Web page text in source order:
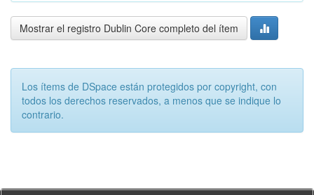
Mostrar el registro Dublin Core completo del ítem
Los ítems de DSpace están protegidos por copyright, con
todos los derechos reservados, a menos que se indique lo
contrario.